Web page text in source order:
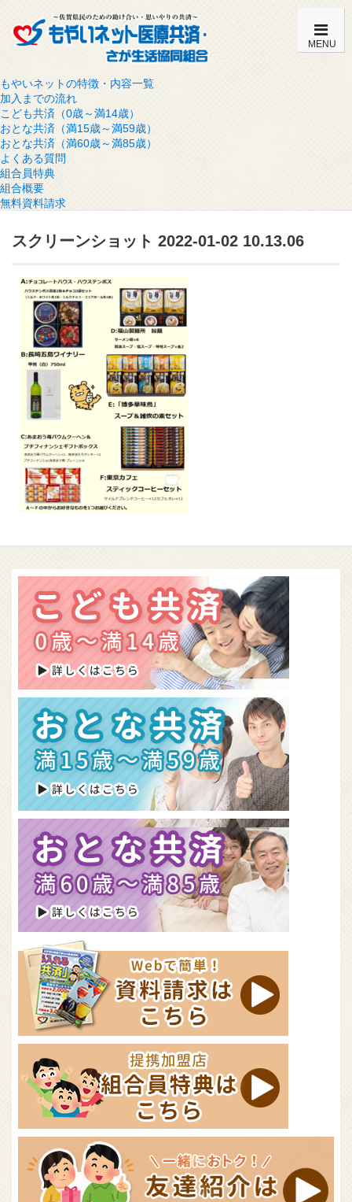
MENU
もやいネットの特徴・内容一覧
加入までの流れ
こども共済（0歳～満14歳）
おとな共済（満15歳～満59歳）
おとな共済（満60歳～満85歳）
よくある質問
組合員特典
組合概要
無料資料請求
スクリーンショット 2022-01-02 10.13.06